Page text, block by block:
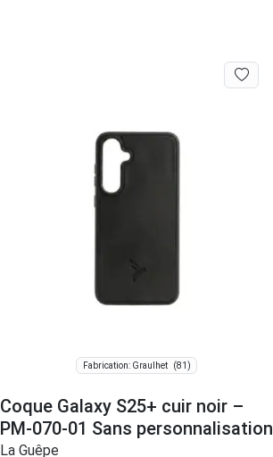
Fabrication: Graulhet (81)
Coque Galaxy S25+ cuir noir –
PM-070-01 Sans personnalisation
La Guêpe